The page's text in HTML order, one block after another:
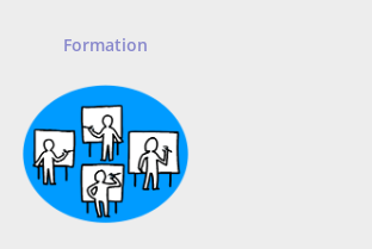
Formation